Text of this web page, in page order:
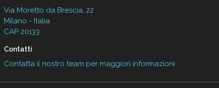
Via Moretto da Brescia, 22
Milano - Italia
CAP 20133
Contatti
Contatta il nostro team per maggiori informazioni